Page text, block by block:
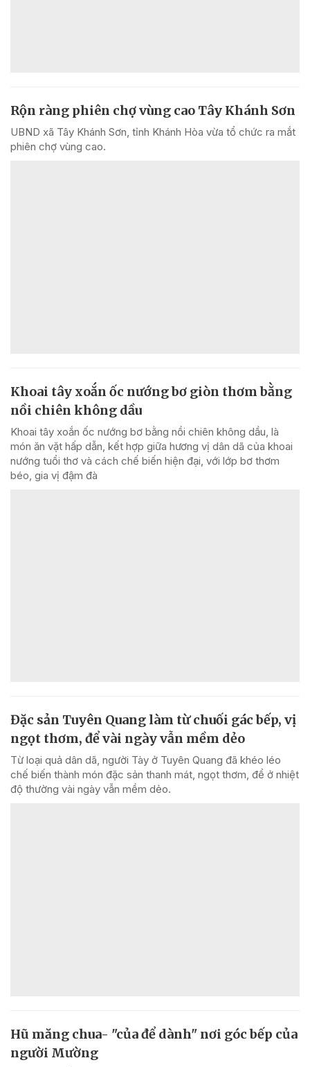
Rộn ràng phiên chợ vùng cao Tây Khánh Sơn
UBND xã Tây Khánh Sơn, tỉnh Khánh Hòa vừa tổ chức ra mắt
phiên chợ vùng cao.
Khoai tây xoắn ốc nướng bơ giòn thơm bằng
nồi chiên không dầu
Khoai tây xoắn ốc nướng bơ bằng nồi chiên không dầu, là
món ăn vặt hấp dẫn, kết hợp giữa hương vị dân dã của khoai
nướng tuổi thơ và cách chế biến hiện đại, với lớp bơ thơm
béo, gia vị đậm đà
Đặc sản Tuyên Quang làm từ chuối gác bếp, vị
ngọt thơm, để vài ngày vẫn mềm dẻo
Từ loại quả dân dã, người Tày ở Tuyên Quang đã khéo léo
chế biến thành món đặc sản thanh mát, ngọt thơm, để ở nhiệt
độ thường vài ngày vẫn mềm dẻo.
Hũ măng chua- "của để dành" nơi góc bếp của
người Mường